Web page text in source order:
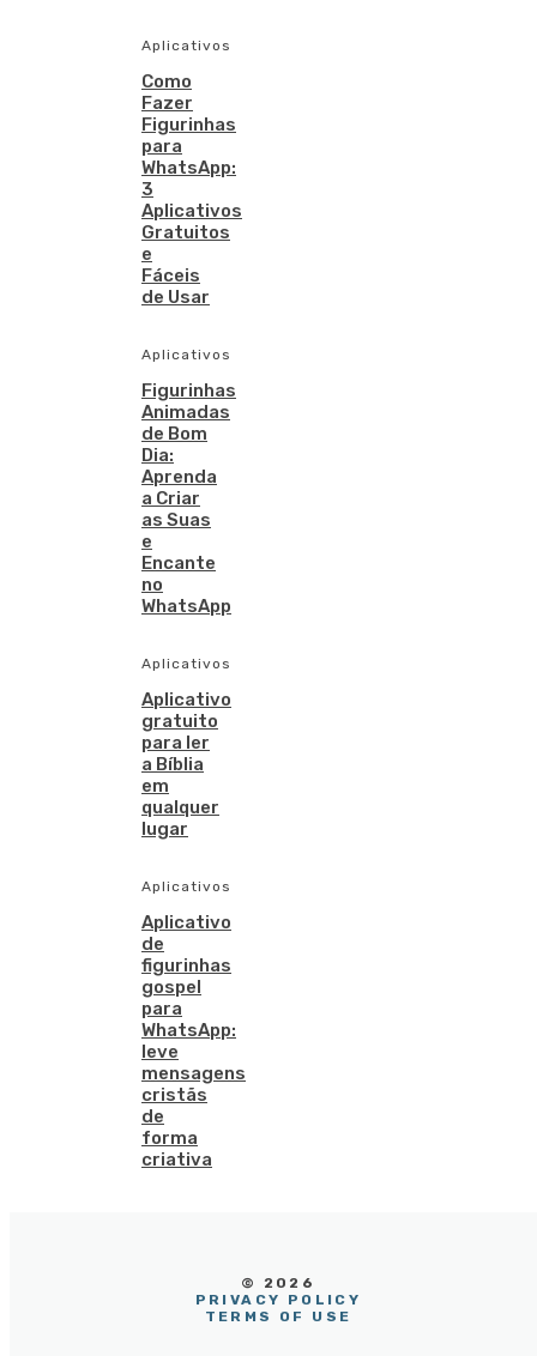
Aplicativos
Como
Fazer
Figurinhas
para
WhatsApp:
3
Aplicativos
Gratuitos
e
Fáceis
de Usar
Aplicativos
Figurinhas
Animadas
de Bom
Dia:
Aprenda
a Criar
as Suas
e
Encante
no
WhatsApp
Aplicativos
Aplicativo
gratuito
para ler
a Bíblia
em
qualquer
lugar
Aplicativos
Aplicativo
de
figurinhas
gospel
para
WhatsApp:
leve
mensagens
cristãs
de
forma
criativa
© 2026
PRIVACY POLICY
TERMS OF USE